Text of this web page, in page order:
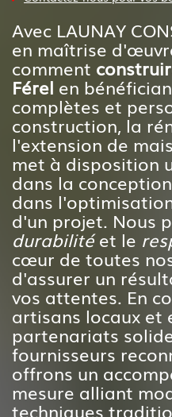
Avec LAUNAY
en maîtrise
comment
Férel en
complètes et
construction, la
l'extension de
met à disposition
dans la
dans
d'un projet. Nous
durabilitéet le
cœur de toutes
d'assurer un
vos attentes. En
artisans locaux et
partenariats
fournisseurs
offrons un
mesure alliant
techniques